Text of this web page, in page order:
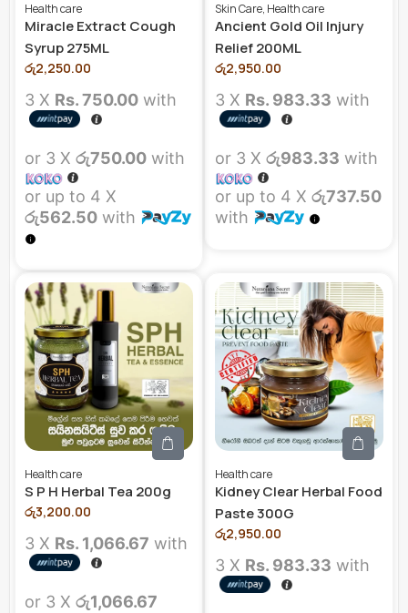
Health care
Miracle Extract Cough
Syrup 275ML
රු2,250.00
3 X Rs. 750.00 with
or 3 X රු750.00 with
or up to 4 X
රු562.50 with
Skin Care, Health care
Ancient Gold Oil Injury
Relief 200ML
රු2,950.00
3 X Rs. 983.33 with
or 3 X රු983.33 with
or up to 4 X රු737.50
with
Health care
S P H Herbal Tea 200g
රු3,200.00
3 X Rs. 1,066.67 with
or 3 X රු1,066.67
Health care
Kidney Clear Herbal Food
Paste 300G
රු2,950.00
3 X Rs. 983.33 with